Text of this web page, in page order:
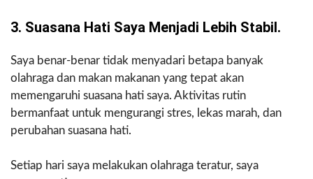
3. Suasana Hati Saya Menjadi Lebih Stabil.
Saya benar-benar tidak menyadari betapa banyak
olahraga dan makan makanan yang tepat akan
memengaruhi suasana hati saya. Aktivitas rutin
bermanfaat untuk mengurangi stres, lekas marah, dan
perubahan suasana hati.
Setiap hari saya melakukan olahraga teratur, saya